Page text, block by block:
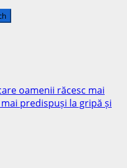
oamenii răcesc mai
predispuși la gripă și